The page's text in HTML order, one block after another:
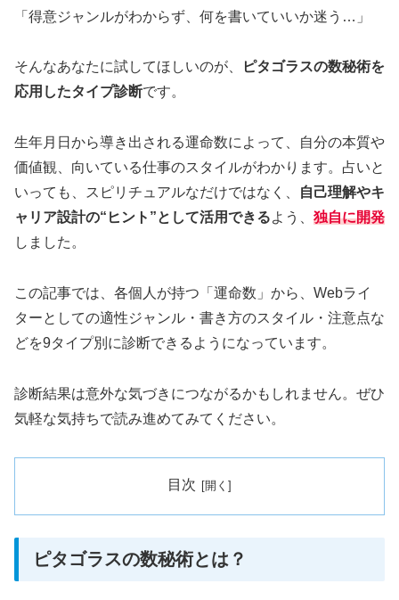
「得意ジャンルがわからず、何を書いていいか迷う…」
そんなあなたに試してほしいのが、
ピタゴラスの数秘術を
応用したタイプ診断です。
生年月日から導き出される運命数によって、自分の本質や
価値観、向いている仕事のスタイルがわかります。占いと
いっても、スピリチュアルなだけではなく、
自己理解やキ
ャリア設計の“ヒント”として活用できるよう、 独自に開発
しました。
この記事では、各個人が持つ「運命数」から、Webライ
ターとしての適性ジャンル・書き方のスタイル・注意点な
どを9タイプ別に診断できるようになっています。
診断結果は意外な気づきにつながるかもしれません。ぜひ
気軽な気持ちで読み進めてみてください。
目次
ピタゴラスの数秘術とは？